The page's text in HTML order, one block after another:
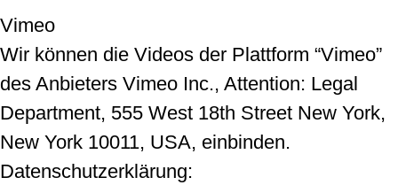
Vimeo
Wir können die Videos der Plattform “Vimeo”
des Anbieters Vimeo Inc., Attention: Legal
Department, 555 West 18th Street New York,
New York 10011, USA, einbinden.
Datenschutzerklärung: